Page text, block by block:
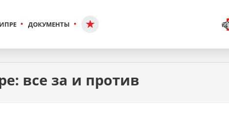
ДОКУМЕНТЫ
все за и против